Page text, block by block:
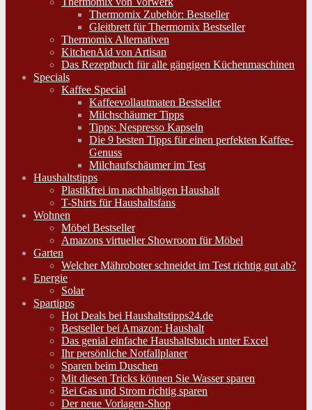
Thermomix Zubehör: Bestseller
Gleitbrett für Thermomix Bestseller
Thermomix Alternativen
KitchenAid von Artisan
Das Rezeptbuch für alle gängigen Küchenmaschinen
Specials
Kaffee Special
Kaffeevollautmaten Bestseller
Milchschäumer Tipps
Tipps: Nespresso Kapseln
Die 9 besten Tipps für einen perfekten Kaffee-
Genuss
Milchaufschäumer im Test
Haushaltstipps
Plastikfrei im nachhaltigen Haushalt
T-Shirts für Haushaltsfans
Wohnen
Möbel Bestseller
Amazons virtueller Showroom für Möbel
Garten
Welcher Mähroboter schneidet im Test richtig gut ab?
Energie
Solar
Spartipps
Hot Deals bei Haushaltstipps24.de
Bestseller bei Amazon: Haushalt
Das genial einfache Haushaltsbuch unter Excel
Ihr persönliche Notfallplaner
Sparen beim Duschen
Mit diesen Tricks können Sie Wasser sparen
Bei Gas und Strom richtig sparen
Der neue Vorlagen-Shop